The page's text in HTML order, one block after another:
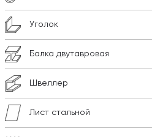
Уголок
Балка двутавровая
Швеллер
Лист стальной